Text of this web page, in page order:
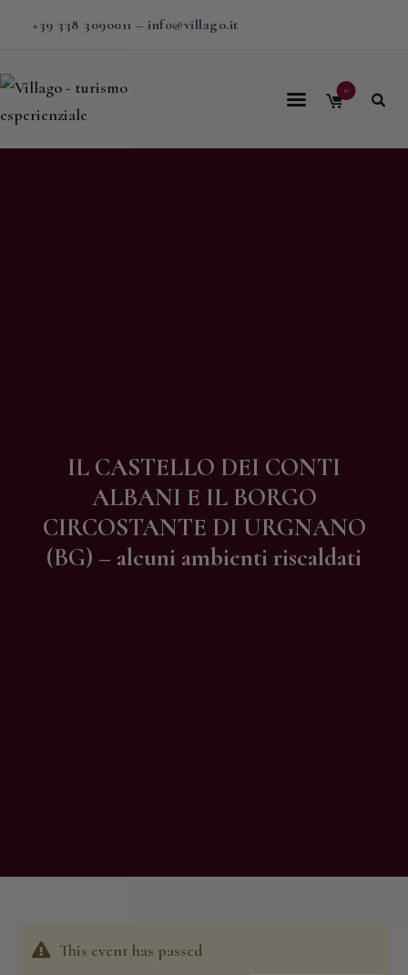
+39 338 3090011 – info@villago.it
0
IL CASTELLO DEI CONTI
ALBANI E IL BORGO
CIRCOSTANTE DI URGNANO
(BG) – alcuni ambienti riscaldati
Home
This event has passed